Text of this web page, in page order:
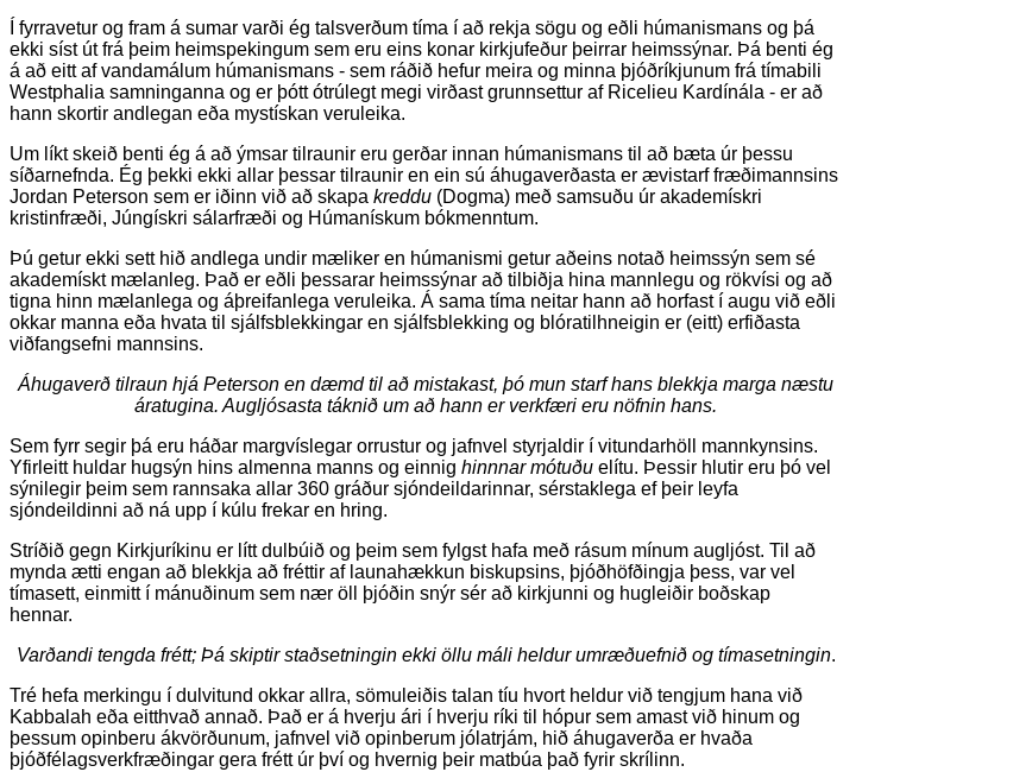
Í fyrravetur og fram á sumar varði ég talsverðum tíma í að rekja sögu og eðli húmanismans og þá
ekki síst út frá þeim heimspekingum sem eru eins konar kirkjufeður þeirrar heimssýnar. Þá benti ég
á að eitt af vandamálum húmanismans - sem ráðið hefur meira og minna þjóðríkjunum frá tímabili
Westphalia samninganna og er þótt ótrúlegt megi virðast grunnsettur af Ricelieu Kardínála - er að
hann skortir andlegan eða mystískan veruleika.
Um líkt skeið benti ég á að ýmsar tilraunir eru gerðar innan húmanismans til að bæta úr þessu
síðarnefnda. Ég þekki ekki allar þessar tilraunir en ein sú áhugaverðasta er ævistarf fræðimannsins
Jordan Peterson sem er iðinn við að skapa kreddu (Dogma) með samsuðu úr akademískri
kristinfræði, Júngískri sálarfræði og Húmanískum bókmenntum.
Þú getur ekki sett hið andlega undir mæliker en húmanismi getur aðeins notað heimssýn sem sé
akademískt mælanleg. Það er eðli þessarar heimssýnar að tilbiðja hina mannlegu og rökvísi og að
tigna hinn mælanlega og áþreifanlega veruleika. Á sama tíma neitar hann að horfast í augu við eðli
okkar manna eða hvata til sjálfsblekkingar en sjálfsblekking og blóratilhneigin er (eitt) erfiðasta
viðfangsefni mannsins.
Áhugaverð tilraun hjá Peterson en dæmd til að mistakast, þó mun starf hans blekkja marga næstu
áratugina. Augljósasta táknið um að hann er verkfæri eru nöfnin hans.
Sem fyrr segir þá eru háðar margvíslegar orrustur og jafnvel styrjaldir í vitundarhöll mannkynsins.
Yfirleitt huldar hugsýn hins almenna manns og einnig hinnnar mótuðu elítu. Þessir hlutir eru þó vel
sýnilegir þeim sem rannsaka allar 360 gráður sjóndeildarinnar, sérstaklega ef þeir leyfa
sjóndeildinni að ná upp í kúlu frekar en hring.
Stríðið gegn Kirkjuríkinu er lítt dulbúið og þeim sem fylgst hafa með rásum mínum augljóst. Til að
mynda ætti engan að blekkja að fréttir af launahækkun biskupsins, þjóðhöfðingja þess, var vel
tímasett, einmitt í mánuðinum sem nær öll þjóðin snýr sér að kirkjunni og hugleiðir boðskap
hennar.
Varðandi tengda frétt; Þá skiptir staðsetningin ekki öllu máli heldur umræðuefnið og tímasetningin.
Tré hefa merkingu í dulvitund okkar allra, sömuleiðis talan tíu hvort heldur við tengjum hana við
Kabbalah eða eitthvað annað. Það er á hverju ári í hverju ríki til hópur sem amast við hinum og
þessum opinberu ákvörðunum, jafnvel við opinberum jólatrjám, hið áhugaverða er hvaða
þjóðfélagsverkfræðingar gera frétt úr því og hvernig þeir matbúa það fyrir skrílinn.